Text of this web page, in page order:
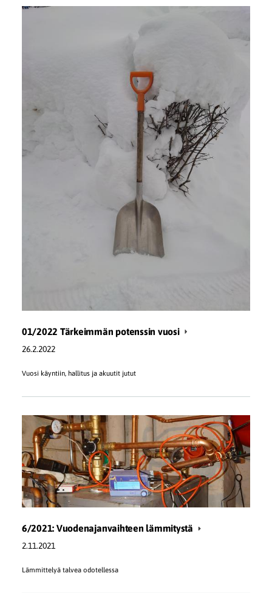
01/2022 Tärkeimmän potenssin vuosi
26.2.2022
Vuosi käyntiin, hallitus ja akuutit jutut
6/2021: Vuodenajanvaihteen lämmitystä
2.11.2021
Lämmittelyä talvea odotellessa